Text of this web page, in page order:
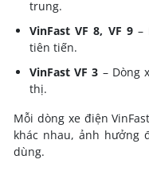
trung.
VinFast VF 8, VF 9–
tiên tiến.
VinFast VF 3 – Dòng
thị.
Mỗi dòng xe điện
khác nhau, ảnh hưởng
dùng.